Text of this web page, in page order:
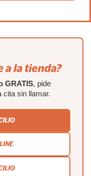
a la tienda?
GRATIS, pide
cita sin llamar.